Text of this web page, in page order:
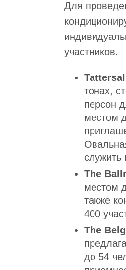
Для
участников.
тонах,
персон
местом
служить
The
местом
также
400
The
до 54